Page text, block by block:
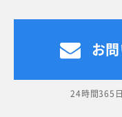
お
24時間365